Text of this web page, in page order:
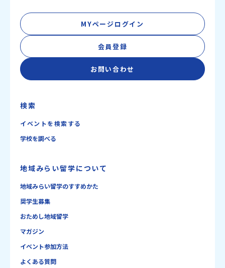
MYページログイン
会員登録
お問い合わせ
検索
イベントを検索する
学校を調べる
地域みらい留学について
地域みらい留学のすすめかた
奨学生募集
おためし地域留学
マガジン
イベント参加方法
よくある質問